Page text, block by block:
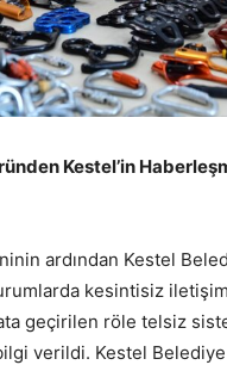
Kestel’in
ardından Kestel
kesintisiz
geçirilen röle telsiz
verildi. Kestel